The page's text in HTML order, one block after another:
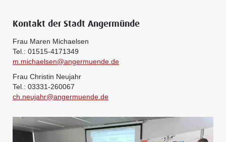
Kontakt der Stadt Angermünde
Frau Maren Michaelsen
Tel.: 01515-4171349
m.michaelsen@angermuende.de
Frau Christin Neujahr
Tel.: 03331-260067
ch.neujahr@angermuende.de